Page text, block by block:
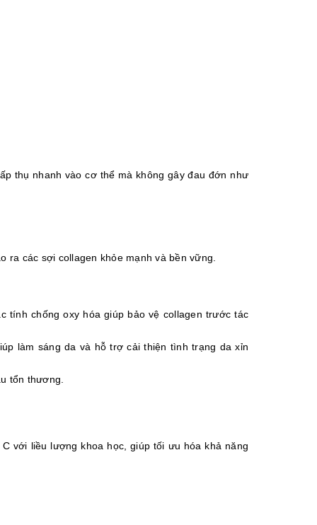
thụ nhanh vào cơ thể mà không gây đau đớn như
ra các sợi collagen khỏe mạnh và bền vững.
tính chống oxy hóa giúp bảo vệ collagen trước tác
làm sáng da và hỗ trợ cải thiện tình trạng da xỉn
tổn thương.
với liều lượng khoa học, giúp tối ưu hóa khả năng